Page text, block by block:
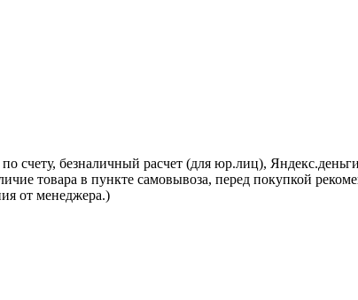
счету, безналичный расчет (для юр.лиц),
товара в пункте самовывоза, перед покупкой
от менеджера.)